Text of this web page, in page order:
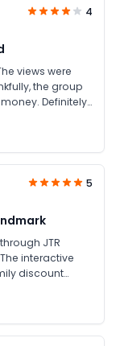
4
views were
the group
Definitely
5
JTR
interactive
discount